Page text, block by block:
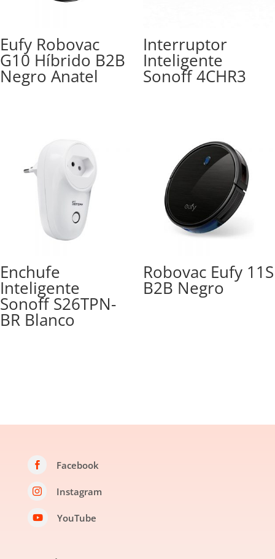
Eufy Robovac
G10 Híbrido B2B
Negro Anatel
Interruptor
Inteligente
Sonoff 4CHR3
Enchufe
Inteligente
Sonoff S26TPN-
BR Blanco
Robovac Eufy 11S
B2B Negro
 Facebook
 Instagram
 YouTube